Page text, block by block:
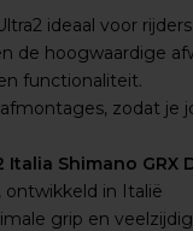
ideaal voor
de hoogwaardige
functionaliteit.
zodat je
Shimano GRX
ontwikkeld in Italië
grip en